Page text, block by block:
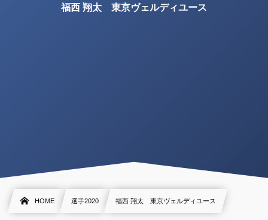
福西 翔太 東京ヴェルディユース
HOME 選手2020 福西 翔太 東京ヴェルディユース